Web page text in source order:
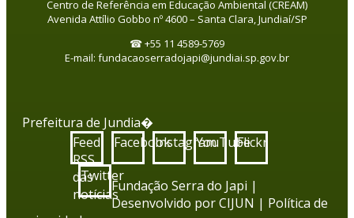
Centro de Referência em Educação Ambiental (CREAM)
Avenida Attílio Gobbo nº 4600 – Santa Clara, Jundiaí/SP
☎ +55 11 4589-5769
E-mail: fundacaoserradojapi@jundiai.sp.gov.br
Prefeitura de Jundia�
Feed
RSS
das
notícias
FacebookInstagramYouTubeFlickr
Twitter
Fundação Serra do Japi |
Desenvolvido porCIJUN | Política de